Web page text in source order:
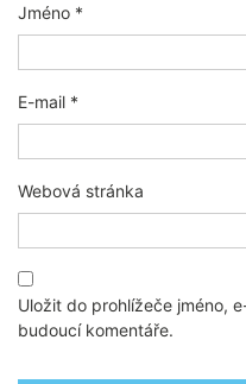
Jméno *
E-mail *
Webová stránka
Uložit do prohlížeče jméno,
budoucí komentáře.